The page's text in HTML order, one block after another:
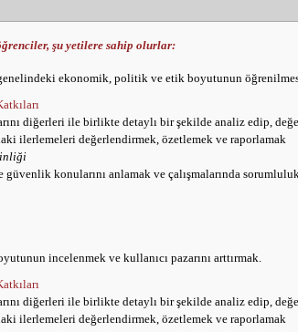
şu yetilere sahip olurlar:
ekonomik, politik ve etik boyutunun
diğerleri ile birlikte detaylı bir şekilde analiz edip,
ilerlemeleri değerlendirmek, özetlemek ve raporlamak
konularını anlamak ve çalışmalarında
incelenmek ve kullanıcı pazarını arttırmak.
diğerleri ile birlikte detaylı bir şekilde analiz edip,
ilerlemeleri değerlendirmek, özetlemek ve raporlamak